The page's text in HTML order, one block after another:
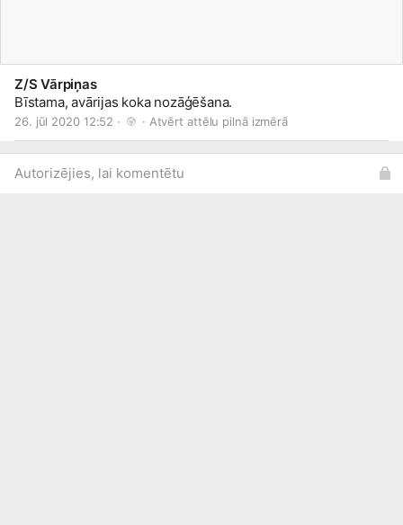
Z/S Vārpiņas
Bīstama, avārijas koka nozāģēšana.
26. jūl 2020 12:52 · · Atvērt attēlu pilnā izmērā
Autorizējies, lai komentētu